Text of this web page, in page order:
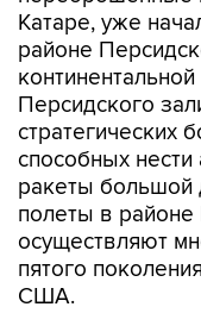
Катаре, уже
районе
Персидского
стратегических
способных
ракеты большой
полеты в районе
осуществляют
пятого
США.